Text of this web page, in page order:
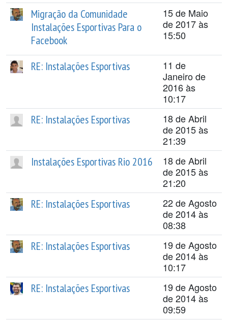
Migração da Comunidade
Instalações Esportivas Para o
Facebook
15 de Maio
de 2017 às
15:50
RE: Instalações Esportivas
11 de
Janeiro de
2016 às
10:17
RE: Instalações Esportivas
18 de Abril
de 2015 às
21:39
Instalações Esportivas Rio 2016
18 de Abril
de 2015 às
21:20
RE: Instalações Esportivas
22 de Agosto
de 2014 às
08:38
RE: Instalações Esportivas
19 de Agosto
de 2014 às
10:17
RE: Instalações Esportivas
19 de Agosto
de 2014 às
09:59